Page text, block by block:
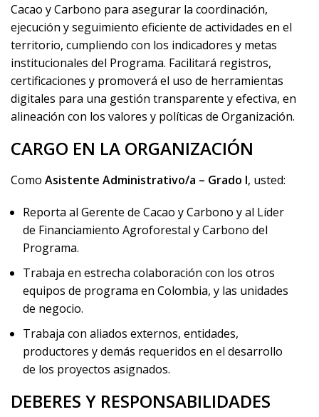
Cacao y Carbono para asegurar la coordinación,
ejecución y seguimiento eficiente de actividades en el
territorio, cumpliendo con los indicadores y metas
institucionales del Programa. Facilitará registros,
certificaciones y promoverá el uso de herramientas
digitales para una gestión transparente y efectiva, en
alineación con los valores y políticas de Organización.
CARGO EN LA ORGANIZACIÓN
Como Asistente Administrativo/a – Grado I, usted:
Reporta al Gerente de Cacao y Carbono y al Líder
de Financiamiento Agroforestal y Carbono del
Programa.
Trabaja en estrecha colaboración con los otros
equipos de programa en Colombia, y las unidades
de negocio.
Trabaja con aliados externos, entidades,
productores y demás requeridos en el desarrollo
de los proyectos asignados.
DEBERES Y RESPONSABILIDADES